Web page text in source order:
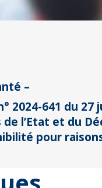
–
2024-641 du
l’Etat et du
pour